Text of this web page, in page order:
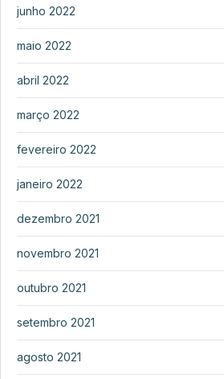
junho 2022
maio 2022
abril 2022
março 2022
fevereiro 2022
janeiro 2022
dezembro 2021
novembro 2021
outubro 2021
setembro 2021
agosto 2021